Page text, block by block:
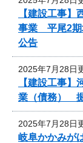
【建設工事
事業 平尾2期
公告
2025年7月28日
【建設工事】
業（債務）
2025年7月28日
岐阜かかみが